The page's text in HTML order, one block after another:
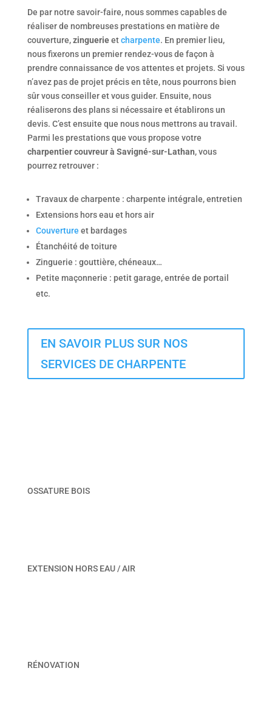
De par notre savoir-faire, nous sommes capables de
réaliser de nombreuses prestations en matière de
couverture,zinguerieetcharpente. En premier lieu,
nous fixerons un premier rendez-vous de façon à
prendre connaissance de vos attentes et projets. Si vous
n’avez pas de projet précis en tête, nous pourrons bien
sûr vous conseiller et vous guider. Ensuite, nous
réaliserons des plans si nécessaire et établirons un
devis. C’est ensuite que nous nous mettrons au travail.
Parmi les prestations que vous propose votre
charpentier couvreur à Savigné-sur-Lathan, vous
pourrez retrouver :
Travaux de charpente : charpente intégrale, entretien
Extensions hors eau et hors air
Couverture et bardages
Étanchéité de toiture
Zinguerie : gouttière, chéneaux…
Petite maçonnerie : petit garage, entrée de portail
etc.
EN SAVOIR PLUS SUR NOS
SERVICES DE CHARPENTE
OSSATURE BOIS
EXTENSION HORS EAU / AIR
RÉNOVATION